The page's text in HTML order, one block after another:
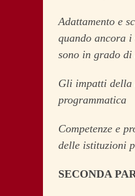
Adattamento e
quando ancora
sono in grado di
Gli impatti della
programmatica
Competenze e
delle istituzioni
SECONDA